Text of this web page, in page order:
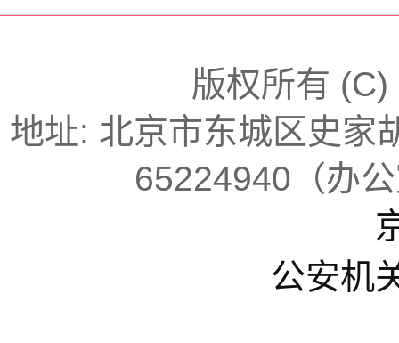
版权所有
地址: 北京市东城区
65224940（办
公安机